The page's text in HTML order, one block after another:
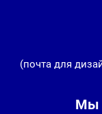
(почта для
Мы